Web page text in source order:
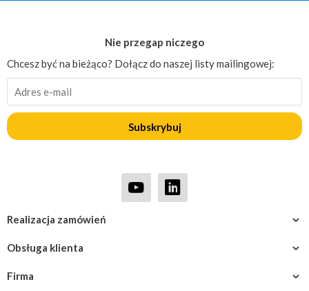
Firma
Obsługa klienta
Realizacja zamówień
Nie przegap niczego
Chcesz być na bieżąco? Dołącz do naszej listy mailingowej:
Subskrybuj